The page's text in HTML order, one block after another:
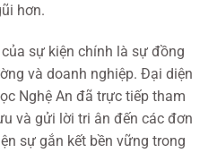
hơn.
sự kiện chính là sự đồng
và doanh nghiệp. Đại diện
Nghệ An đã trực tiếp tham
và gửi lời tri ân đến các đơn
sự gắn kết bền vững trong